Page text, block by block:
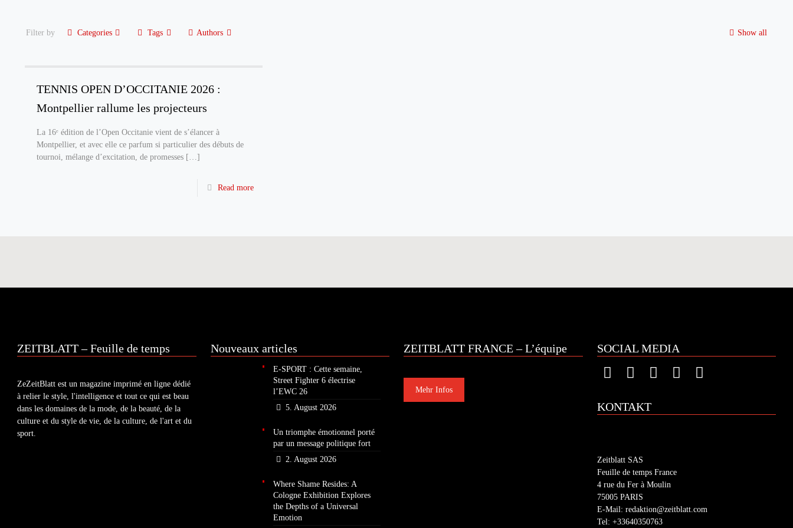
Filter by Categories Tags Authors Show all
TENNIS OPEN D’OCCITANIE 2026 :
Montpellier rallume les projecteurs
La 16ᵉ édition de l’Open Occitanie vient de s’élancer à
Montpellier, et avec elle ce parfum si particulier des débuts de
tournoi, mélange d’excitation, de promesses[…]
Read more
ZEITBLATT – Feuille de temps
ZeZeitBlatt est un magazine imprimé en ligne dédié
à relier le style, l'intelligence et tout ce qui est beau
dans les domaines de la mode, de la beauté, de la
culture et du style de vie, de la culture, de l'art et du
sport.
Nouveaux articles
E-SPORT : Cette semaine,
Street Fighter 6 électrise
l’EWC 26
5. August 2026
Un triomphe émotionnel porté
par un message politique fort
2. August 2026
Where Shame Resides: A
Cologne Exhibition Explores
the Depths of a Universal
Emotion
ZEITBLATT FRANCE – L’équipe
Mehr Infos
SOCIAL MEDIA
KONTAKT
Zeitblatt SAS
Feuille de temps France
4 rue du Fer à Moulin
75005 PARIS
E-Mail: redaktion@zeitblatt.com
Tel: +33640350763